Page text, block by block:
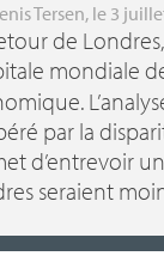
Tersen, le 3
de
mondiale
par la
d’entrevoir
seraient